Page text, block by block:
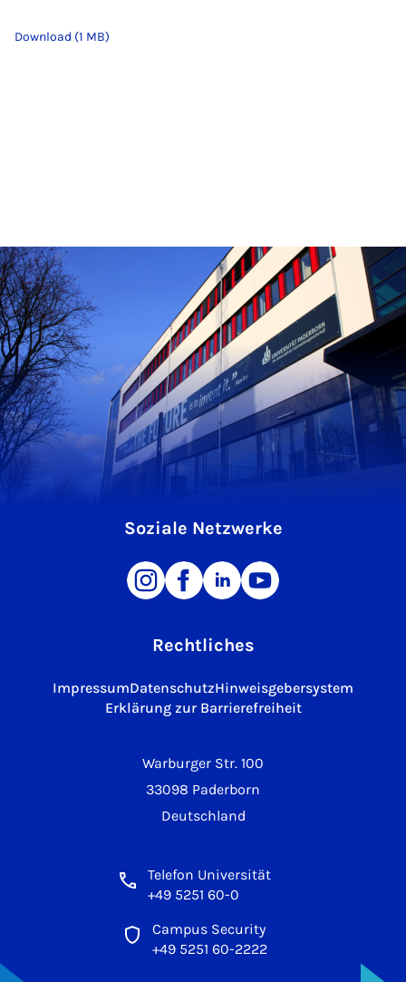
Download (1 MB)
Warburger Str. 100
33098 Paderborn
Deutschland
Telefon Universität
+49 5251 60-0
Campus Security
+49 5251 60-2222
Soziale Netzwerke
Rechtliches
ImpressumDatenschutzHinweisgebersystem
Erklärung zur Barrierefreiheit